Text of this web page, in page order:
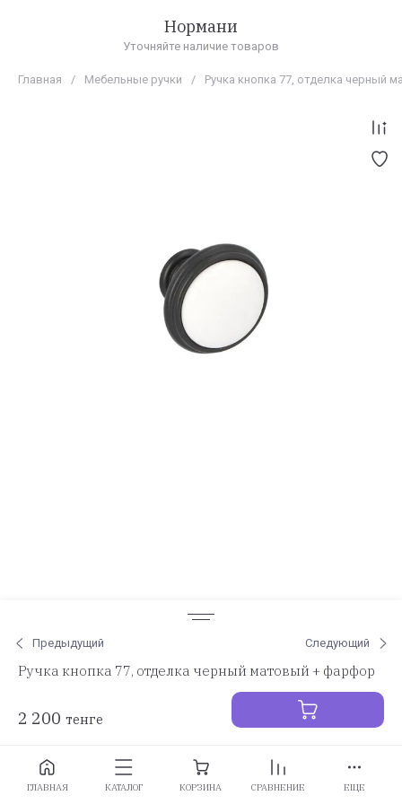
Нормани
Уточняйте наличие товаров
Главная / Мебельные ручки / Ручка кнопка 77, отделка черный
Предыдущий Следующий
Ручка кнопка 77, отделка черный матовый + фарфор
2 200 тенге
Заказать
ГЛАВНАЯ КАТАЛОГ КОРЗИНА СРАВНЕНИЕ ЕЩЕ